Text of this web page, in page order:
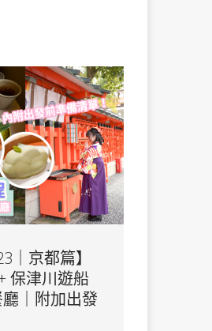
｜京都篇】
保津川遊船
｜附加出發